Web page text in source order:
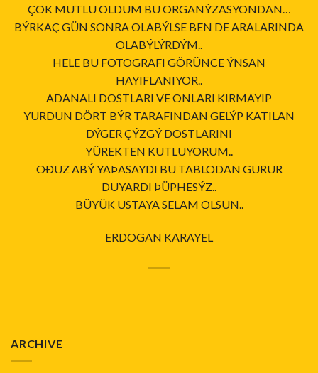
ÇOK MUTLU OLDUM BU ORGANÝZASYONDAN…
BÝRKAÇ GÜN SONRA OLABÝLSE BEN DE ARALARINDA
OLABÝLÝRDÝM..
HELE BU FOTOGRAFI GÖRÜNCE ÝNSAN
HAYIFLANIYOR..
ADANALI DOSTLARI VE ONLARI KIRMAYIP
YURDUN DÖRT BÝR TARAFINDAN GELÝP KATILAN
DÝGER ÇÝZGÝ DOSTLARINI
YÜREKTEN KUTLUYORUM..
OÐUZ ABÝ YAÞASAYDI BU TABLODAN GURUR
DUYARDI ÞÜPHESÝZ..
BÜYÜK USTAYA SELAM OLSUN..
ERDOGAN KARAYEL
ARCHIVE